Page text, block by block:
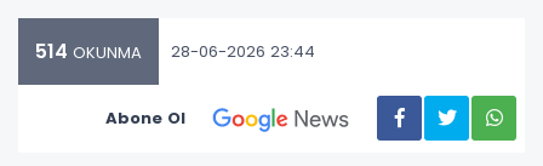
514 OKUNMA 28-06-2026 23:44
Abone Ol